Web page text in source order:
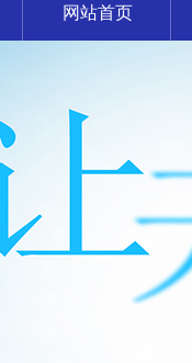
网站首页